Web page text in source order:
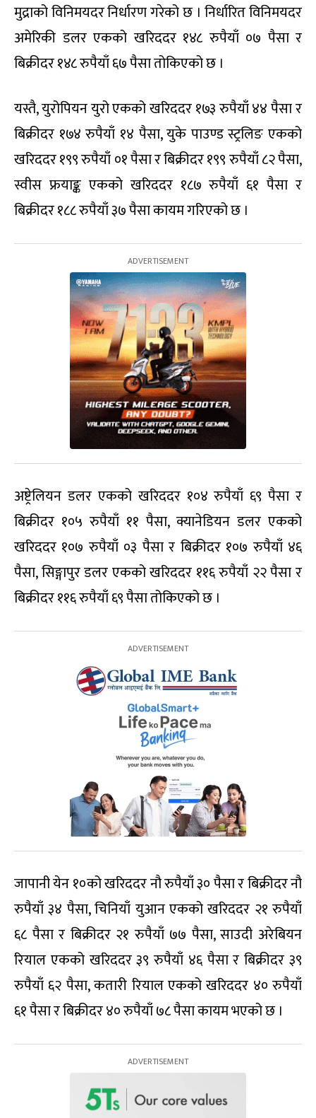
मुद्राको विनिमयदर निर्धारण गरेको छ । निर्धारित विनिमयदर
अमेरिकी डलर एकको खरिददर १४८ रुपैयाँ ०७ पैसा र
बिक्रीदर १४८ रुपैयाँ ६७ पैसा तोकिएको छ ।
यस्तै, युरोपियन युरो एकको खरिददर १७३ रुपैयाँ ४४ पैसा र
बिक्रीदर १७४ रुपैयाँ १४ पैसा, युके पाउण्ड स्ट्रलिङ एकको
खरिददर १९९ रुपैयाँ ०१ पैसा र बिक्रीदर १९९ रुपैयाँ ८२ पैसा,
स्वीस फ्रयाङ्क एकको खरिददर १८७ रुपैयाँ ६१ पैसा र
बिक्रीदर १८८ रुपैयाँ ३७ पैसा कायम गरिएको छ ।
अष्ट्रेलियन डलर एकको खरिददर १०४ रुपैयाँ ६९ पैसा र
बिक्रीदर १०५ रुपैयाँ ११ पैसा, क्यानेडियन डलर एकको
खरिददर १०७ रुपैयाँ ०३ पैसा र बिक्रीदर १०७ रुपैयाँ ४६
पैसा, सिङ्गापुर डलर एकको खरिददर ११६ रुपैयाँ २२ पैसा र
बिक्रीदर ११६ रुपैयाँ ६९ पैसा तोकिएको छ ।
जापानी येन १०को खरिददर नौ रुपैयाँ ३० पैसा र बिक्रीदर नौ
रुपैयाँ ३४ पैसा, चिनियाँ युआन एकको खरिददर २१ रुपैयाँ
६८ पैसा र बिक्रीदर २१ रुपैयाँ ७७ पैसा, साउदी अरेबियन
रियाल एकको खरिददर ३९ रुपैयाँ ४६ पैसा र बिक्रीदर ३९
रुपैयाँ ६२ पैसा, कतारी रियाल एकको खरिददर ४० रुपैयाँ
६१ पैसा र बिक्रीदर ४० रुपैयाँ ७८ पैसा कायम भएको छ ।